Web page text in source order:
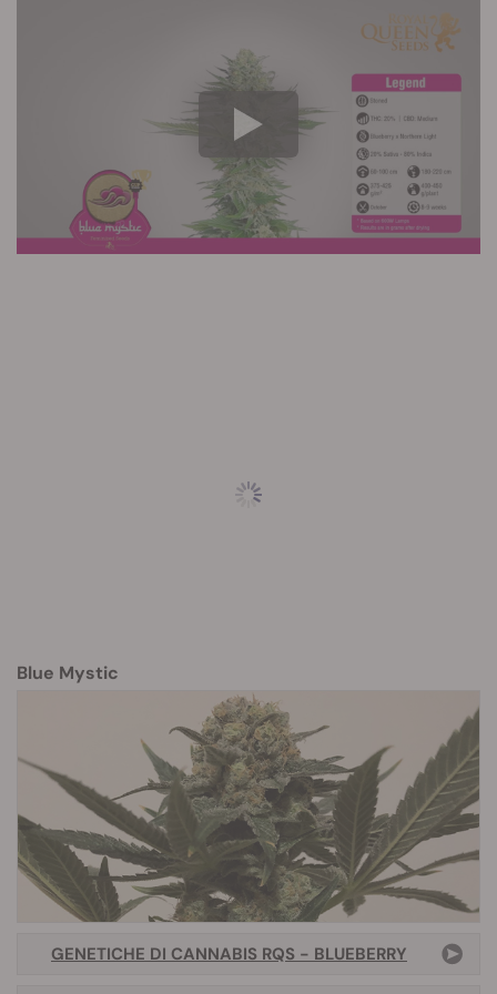
Blue Mystic
GENETICHE DI CANNABIS RQS - BLUEBERRY